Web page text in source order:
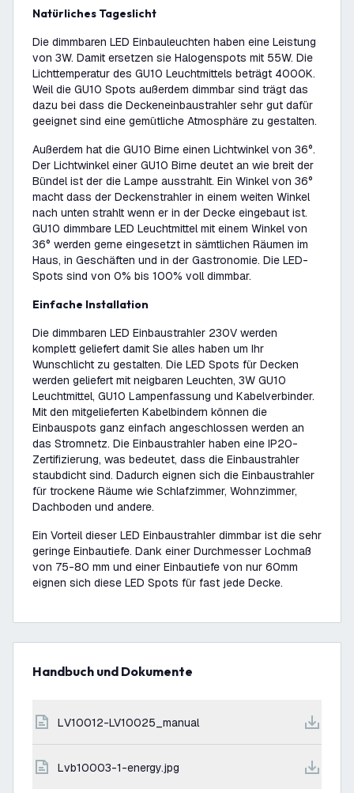
Natürliches Tageslicht
Die dimmbaren LED Einbauleuchten haben eine Leistung
von 3W. Damit ersetzen sie Halogenspots mit 55W. Die
Lichttemperatur des GU10 Leuchtmittels beträgt 4000K.
Weil die GU10 Spots außerdem dimmbar sind trägt das
dazu bei dass die Deckeneinbaustrahler sehr gut dafür
geeignet sind eine gemütliche Atmosphäre zu gestalten.
Außerdem hat die GU10 Birne einen Lichtwinkel von 36°.
Der Lichtwinkel einer GU10 Birne deutet an wie breit der
Bündel ist der die Lampe ausstrahlt. Ein Winkel von 36°
macht dass der Deckenstrahler in einem weiten Winkel
nach unten strahlt wenn er in der Decke eingebaut ist.
GU10 dimmbare LED Leuchtmittel mit einem Winkel von
36° werden gerne eingesetzt in sämtlichen Räumen im
Haus, in Geschäften und in der Gastronomie. Die LED-
Spots sind von 0% bis 100% voll dimmbar.
Einfache Installation
Die dimmbaren LED Einbaustrahler 230V werden
komplett geliefert damit Sie alles haben um Ihr
Wunschlicht zu gestalten. Die LED Spots für Decken
werden geliefert mit neigbaren Leuchten, 3W GU10
Leuchtmittel, GU10 Lampenfassung und Kabelverbinder.
Mit den mitgelieferten Kabelbindern können die
Einbauspots ganz einfach angeschlossen werden an
das Stromnetz. Die Einbaustrahler haben eine IP20-
Zertifizierung, was bedeutet, dass die Einbaustrahler
staubdicht sind. Dadurch eignen sich die Einbaustrahler
für trockene Räume wie Schlafzimmer, Wohnzimmer,
Dachboden und andere.
Ein Vorteil dieser LED Einbaustrahler dimmbar ist die sehr
geringe Einbautiefe. Dank einer Durchmesser Lochmaß
von 75-80 mm und einer Einbautiefe von nur 60mm
eignen sich diese LED Spots für fast jede Decke.
Handbuch und Dokumente
LV10012-LV10025_manual
lvb10003-1-energy.jpg